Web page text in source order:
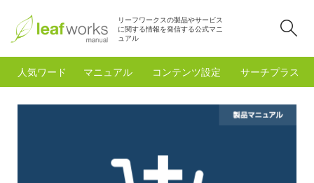
リーフワークスの製品やサービス
に関する情報を発信する公式マニ
ュアル
人気ワード マニュアル コンテンツ設定 サーチプラスfor